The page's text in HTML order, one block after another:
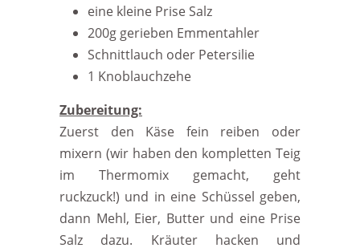
eine kleine Prise Salz
200g gerieben Emmentahler
Schnittlauch oder Petersilie
1 Knoblauchzehe
Zubereitung:
Zuerst den Käse fein reiben oder
mixern (wir haben den kompletten Teig
im Thermomix gemacht, geht
ruckzuck!) und in eine Schüssel geben,
dann Mehl, Eier, Butter und eine Prise
Salz dazu. Kräuter hacken und